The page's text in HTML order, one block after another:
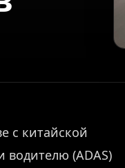
с китайской
(ADAS)